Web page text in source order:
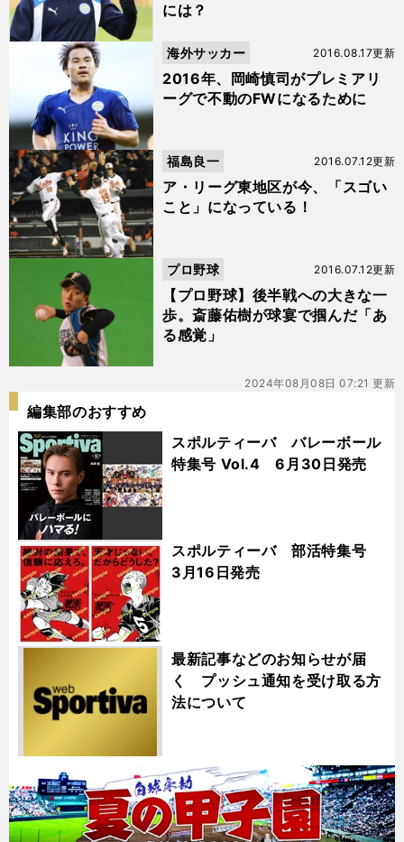
には？
2016年、岡崎慎司がプレミアリ
ーグで不動のFWになるために
2016.08.17更新
海外サッカー
ア・リーグ東地区が今、「スゴい
こと」になっている！
2016.07.12更新
福島良一
【プロ野球】後半戦への大きな一
歩。斎藤佑樹が球宴で掴んだ「あ
る感覚」
2016.07.12更新
プロ野球
2024年08月08日 07:21 更新
編集部のおすすめ
スポルティーバ バレーボール
特集号 Vol.4 6月30日発売
スポルティーバ 部活特集号
3月16日発売
最新記事などのお知らせが届
く プッシュ通知を受け取る方
法について